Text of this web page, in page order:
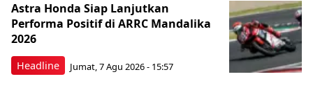
Headline
Astra Honda Siap Lanjutkan
Performa Positif di ARRC Mandalika
2026
Jumat, 7 Agu 2026 - 15:57